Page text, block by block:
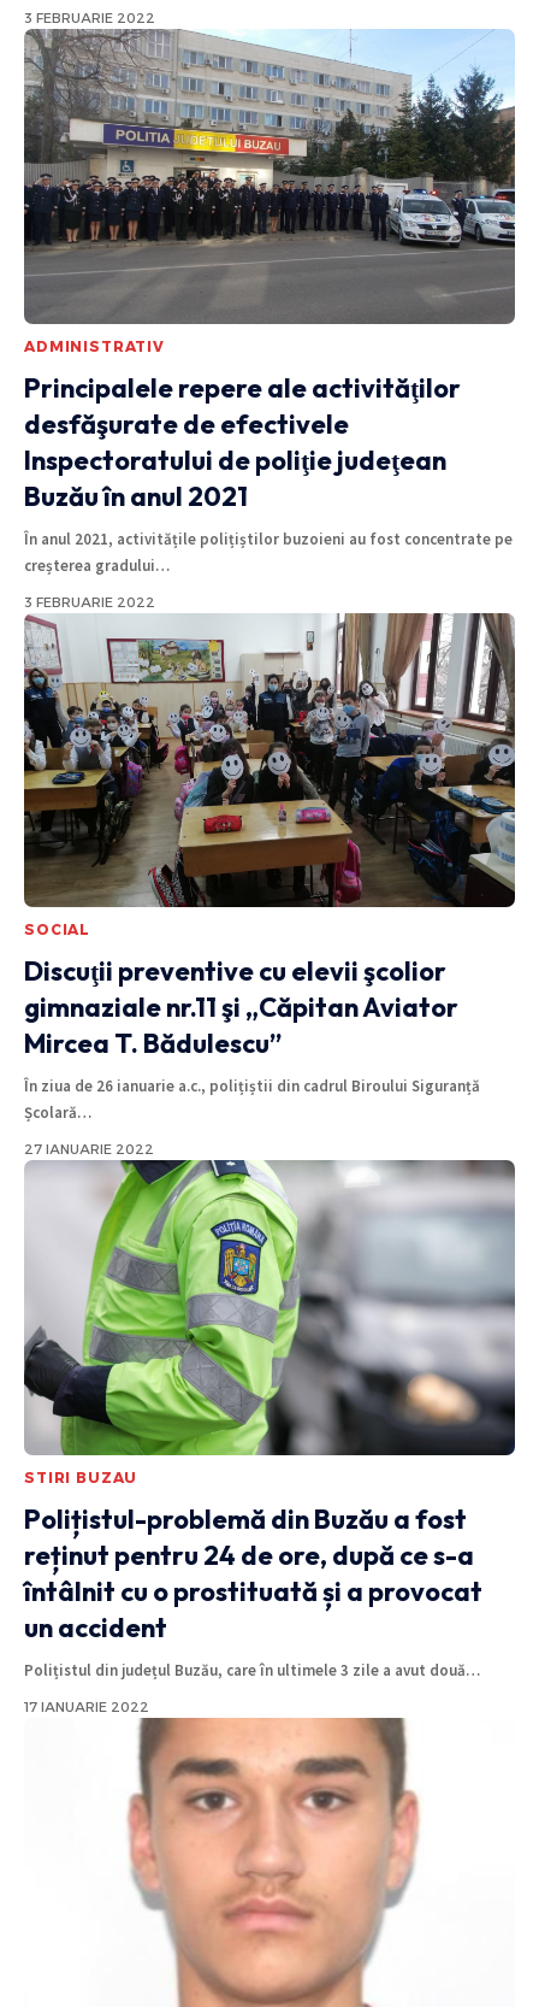
3 FEBRUARIE 2022
ADMINISTRATIV
Principalele repere ale activităţilor
desfăşurate de efectivele
Inspectoratului de poliţie judeţean
Buzău în anul 2021
În anul 2021, activitățile polițiștilor buzoieni au fost concentrate pe
creșterea gradului…
3 FEBRUARIE 2022
SOCIAL
Discuţii preventive cu elevii şcolior
gimnaziale nr.11 şi „Căpitan Aviator
Mircea T. Bădulescu”
În ziua de 26 ianuarie a.c., polițiștii din cadrul Biroului Siguranță
Școlară…
27 IANUARIE 2022
STIRI BUZAU
Polițistul-problemă din Buzău a fost
reținut pentru 24 de ore, după ce s-a
întâlnit cu o prostituată și a provocat
un accident
Polițistul din județul Buzău, care în ultimele 3 zile a avut două…
17 IANUARIE 2022